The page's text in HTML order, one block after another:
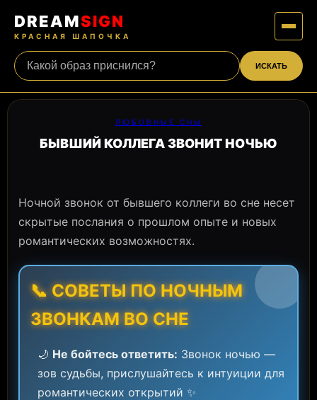
DREAMSIGN
КРАСНАЯ ШАПОЧКА
ИСКАТЬ
ЛЮБОВНЫЕ СНЫ
БЫВШИЙ КОЛЛЕГА ЗВОНИТ НОЧЬЮ
Ночной звонок от бывшего коллеги во сне несет
скрытые послания о прошлом опыте и новых
романтических возможностях.
📞 СОВЕТЫ ПО НОЧНЫМ
ЗВОНКАМ ВО СНЕ
🌙 Не бойтесь ответить: Звонок ночью —
зов судьбы, прислушайтесь к интуиции для
романтических открытий ✨